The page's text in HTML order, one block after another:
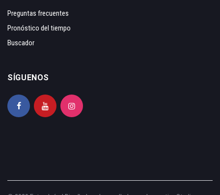
Preguntas frecuentes
Pronóstico del tiempo
Buscador
SÍGUENOS